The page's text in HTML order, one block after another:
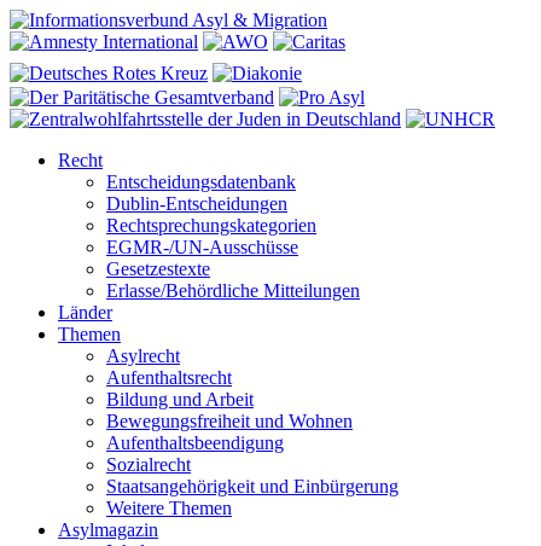
Recht
Entscheidungsdatenbank
Dublin-Entscheidungen
Rechtsprechungskategorien
EGMR-/UN-Ausschüsse
Gesetzestexte
Erlasse/Behördliche Mitteilungen
Länder
Themen
Asylrecht
Aufenthaltsrecht
Bildung und Arbeit
Bewegungsfreiheit und Wohnen
Aufenthaltsbeendigung
Sozialrecht
Staatsangehörigkeit und Einbürgerung
Weitere Themen
Asylmagazin